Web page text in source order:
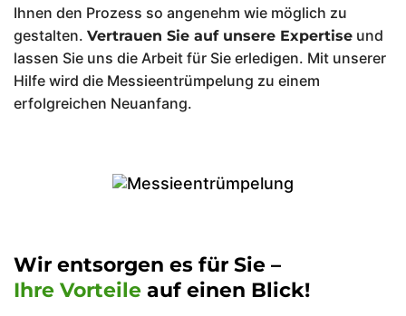
Ihnen den Prozess so angenehm wie möglich zu
gestalten. Vertrauen Sie auf unsere Expertise und
lassen Sie uns die Arbeit für Sie erledigen. Mit unserer
Hilfe wird die Messieentrümpelung zu einem
erfolgreichen Neuanfang.
Wir entsorgen es für Sie –
Ihre Vorteile auf einen Blick!